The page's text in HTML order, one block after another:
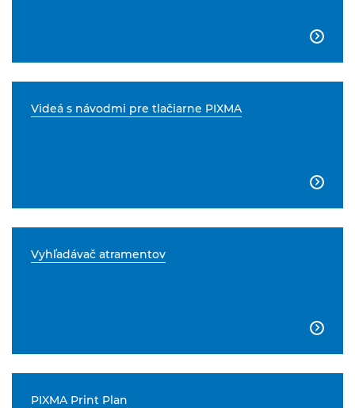

Videá s návodmi pre tlačiarne PIXMA

Vyhľadávač atramentov

PIXMA Print Plan